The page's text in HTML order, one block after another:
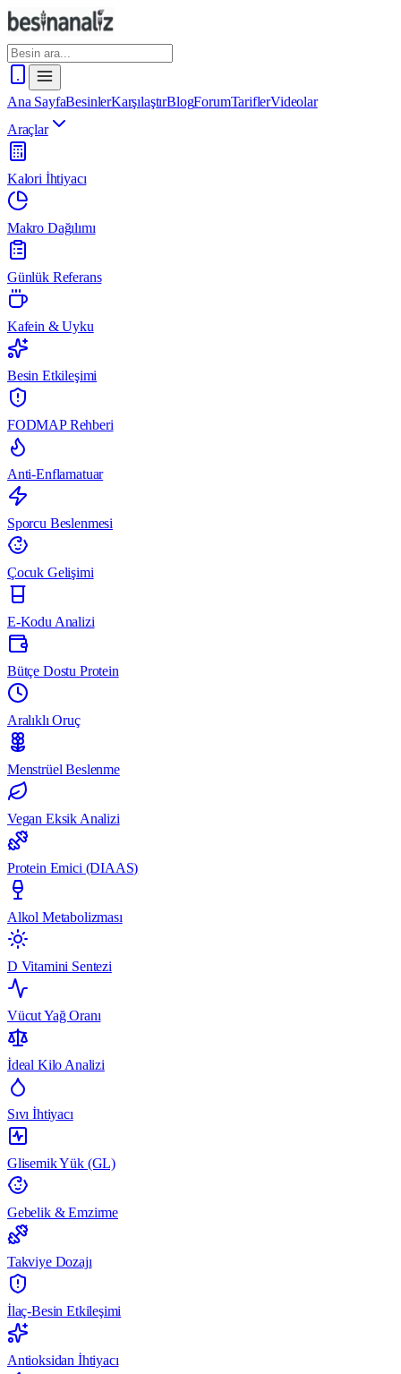
Ana SayfaBesinlerKarşılaştırBlogForumTariflerVideolar
Araçlar
Kalori İhtiyacı
Makro Dağılımı
Günlük Referans
Kafein & Uyku
Besin Etkileşimi
FODMAP Rehberi
Anti-Enflamatuar
Sporcu Beslenmesi
Çocuk Gelişimi
E-Kodu Analizi
Bütçe Dostu Protein
Aralıklı Oruç
Menstrüel Beslenme
Vegan Eksik Analizi
Protein Emici (DIAAS)
Alkol Metabolizması
D Vitamini Sentezi
Vücut Yağ Oranı
İdeal Kilo Analizi
Sıvı İhtiyacı
Glisemik Yük (GL)
Gebelik & Emzirme
Takviye Dozajı
İlaç-Besin Etkileşimi
Antioksidan İhtiyacı